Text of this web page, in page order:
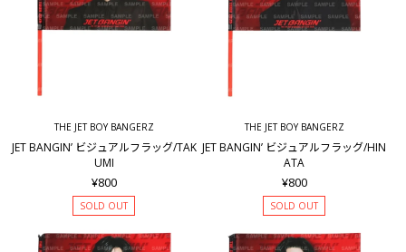
THE JET BOY BANGERZ
JET BANGIN’ ビジュアルフラッグ/TAK
UMI
¥800
SOLD OUT
THE JET BOY BANGERZ
JET BANGIN’ ビジュアルフラッグ/HIN
ATA
¥800
SOLD OUT